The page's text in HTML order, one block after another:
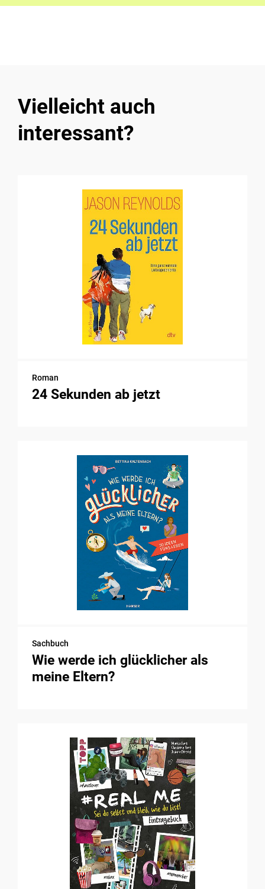
Vielleicht auch
interessant?
Roman
24 Sekunden ab jetzt
Sachbuch
Wie werde ich glücklicher als
meine Eltern?